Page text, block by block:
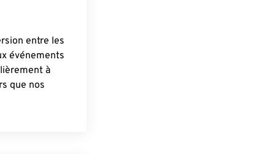
entre les
événements
à
que nos